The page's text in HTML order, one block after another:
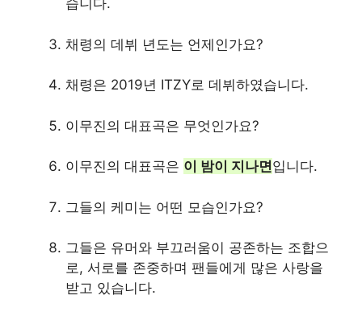
습니다.
채령의 데뷔 년도는 언제인가요?
채령은 2019년 ITZY로 데뷔하였습니다.
이무진의 대표곡은 무엇인가요?
이무진의 대표곡은 이 밤이 지나면입니다.
그들의 케미는 어떤 모습인가요?
그들은 유머와 부끄러움이 공존하는 조합으
로, 서로를 존중하며 팬들에게 많은 사랑을
받고 있습니다.